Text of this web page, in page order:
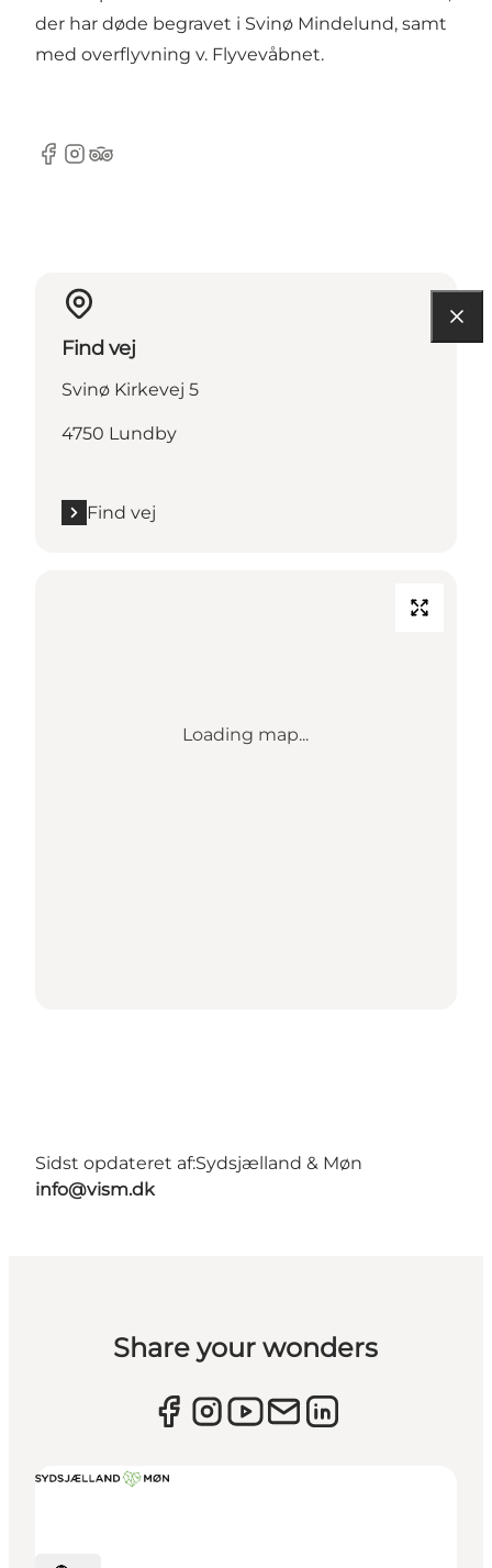
der har døde begravet i Svinø Mindelund, samt
med overflyvning v. Flyvevåbnet.
Facebook
Instagram
TripAdvisor
Find vej
Svinø Kirkevej 5
4750 Lundby
Find vej
Loading map...
Sidst opdateret af:Sydsjælland & Møn
info@vism.dk
Share your wonders